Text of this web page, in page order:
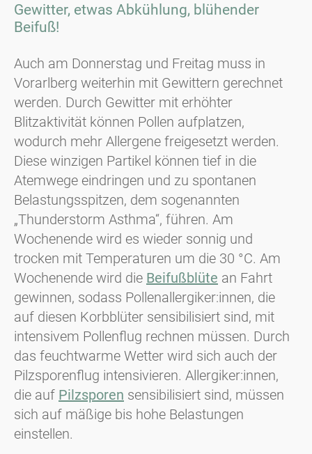
Gewitter, etwas Abkühlung, blühender
Beifuß!
Auch am Donnerstag und Freitag muss in
Vorarlberg weiterhin mit Gewittern gerechnet
werden. Durch Gewitter mit erhöhter
Blitzaktivität können Pollen aufplatzen,
wodurch mehr Allergene freigesetzt werden.
Diese winzigen Partikel können tief in die
Atemwege eindringen und zu spontanen
Belastungsspitzen, dem sogenannten
„Thunderstorm Asthma“, führen. Am
Wochenende wird es wieder sonnig und
trocken mit Temperaturen um die 30 °C. Am
Wochenende wird die Beifußblüte an Fahrt
gewinnen, sodass Pollenallergiker:innen, die
auf diesen Korbblüter sensibilisiert sind, mit
intensivem Pollenflug rechnen müssen. Durch
das feuchtwarme Wetter wird sich auch der
Pilzsporenflug intensivieren. Allergiker:innen,
die auf Pilzsporen sensibilisiert sind, müssen
sich auf mäßige bis hohe Belastungen
einstellen.